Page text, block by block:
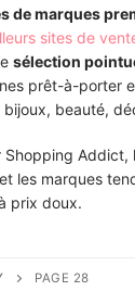
de marques
sites de
sélection
prêt-à-porter
beauté,
Addict,
les marques
prix doux.
PAGE 28